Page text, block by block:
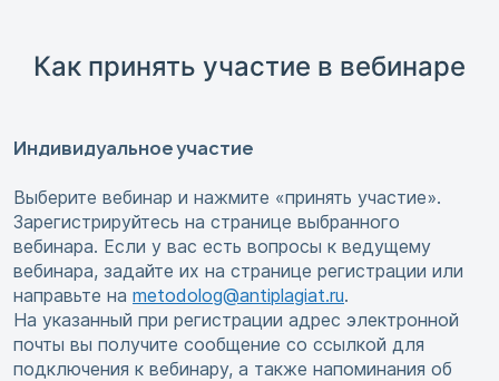
Как принять участие в вебинаре
Индивидуальное участие
Выберите вебинар и нажмите «принять участие».
Зарегистрируйтесь на странице выбранного
вебинара. Если у вас есть вопросы к ведущему
вебинара, задайте их на странице регистрации или
направьте на metodolog@antiplagiat.ru.
На указанный при регистрации адрес электронной
почты вы получите сообщение со ссылкой для
подключения к вебинару, а также напоминания об